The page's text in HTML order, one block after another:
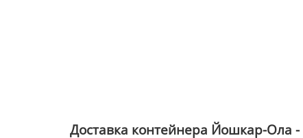
Доставка контейнера Йошкар-Ола -